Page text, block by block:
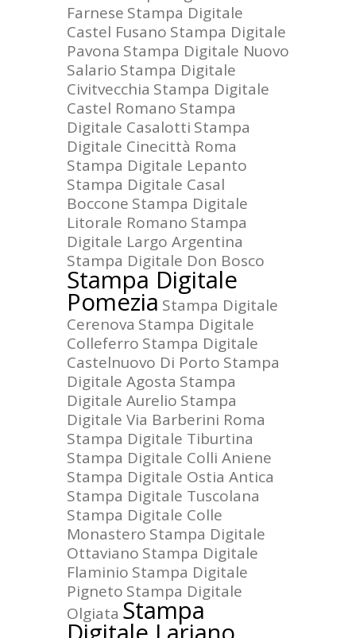
Farnese Stampa Digitale
Castel Fusano Stampa Digitale
Pavona Stampa Digitale Nuovo
Salario Stampa Digitale
Civitvecchia Stampa Digitale
Castel Romano Stampa
Digitale Casalotti Stampa
Digitale Cinecittà Roma
Stampa Digitale Lepanto
Stampa Digitale Casal
Boccone Stampa Digitale
Litorale Romano Stampa
Digitale Largo Argentina
Stampa Digitale Don Bosco
Stampa Digitale
Pomezia Stampa Digitale
Cerenova Stampa Digitale
Colleferro Stampa Digitale
Castelnuovo Di Porto Stampa
Digitale Agosta Stampa
Digitale Aurelio Stampa
Digitale Via Barberini Roma
Stampa Digitale Tiburtina
Stampa Digitale Colli Aniene
Stampa Digitale Ostia Antica
Stampa Digitale Tuscolana
Stampa Digitale Colle
Monastero Stampa Digitale
Ottaviano Stampa Digitale
Flaminio Stampa Digitale
Pigneto Stampa Digitale
Olgiata Stampa